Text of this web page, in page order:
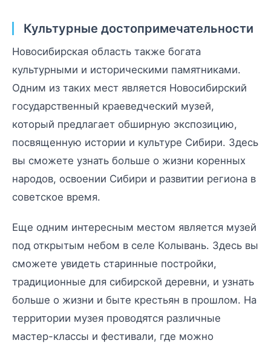
Культурные достопримечательности
Новосибирская область также богата
культурными и историческими памятниками.
Одним из таких мест является Новосибирский
государственный краеведческий музей,
который предлагает обширную экспозицию,
посвященную истории и культуре Сибири. Здесь
вы сможете узнать больше о жизни коренных
народов, освоении Сибири и развитии региона в
советское время.
Еще одним интересным местом является музей
под открытым небом в селе Колывань. Здесь вы
сможете увидеть старинные постройки,
традиционные для сибирской деревни, и узнать
больше о жизни и быте крестьян в прошлом. На
территории музея проводятся различные
мастер-классы и фестивали, где можно